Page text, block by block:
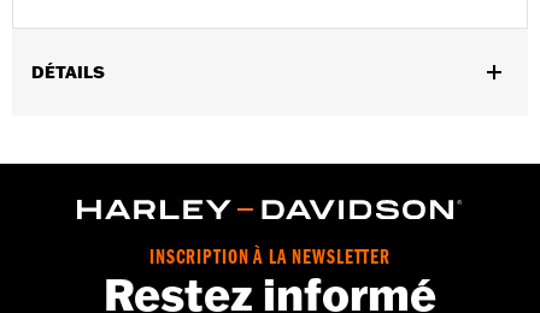
DÉTAILS
Position sur la moto:Avant
pignon et de disque
Vendu à l'unité:Chaque
INSCRIPTION À LA NEWSLETTER
Restez informé